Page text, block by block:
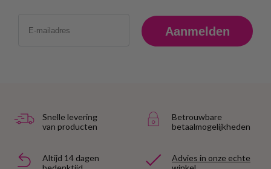
Aanmelden
Snelle levering
van producten
Betrouwbare
betaalmogelijkheden
Altijd 14 dagen
Advies in onze echte